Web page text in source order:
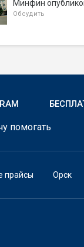
Минфин
Обсудить
помогать
прайсы Орск